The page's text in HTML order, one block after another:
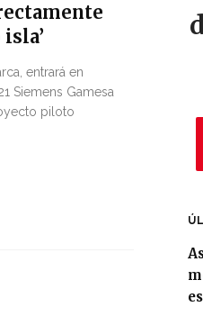
entrará en
Siemens Gamesa
piloto